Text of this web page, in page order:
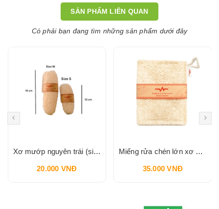
SẢN PHẨM LIÊN QUAN
Có phải bạn đang tìm những sản phẩm dưới đây
Xơ mướp nguyên trái (size S) VI LÂM
20.000 VNĐ
Miếng rửa chén lớn xơ mướp ( hình chữ nhật) VI LÂM
35.000 VNĐ